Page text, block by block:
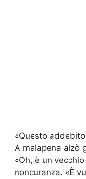
«Questo
A malapena alzò
«Oh, è un
noncuranza. «È